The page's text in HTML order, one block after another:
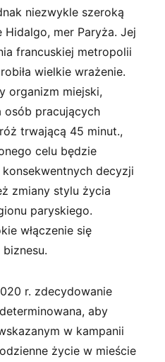
niezwykle szeroką
mer Paryża. Jej
francuskiej metropolii
wielkie wrażenie.
organizm miejski,
osób pracujących
trwającą 45 minut.,
celu będzie
decyzji
zmiany stylu życia
paryskiego.
włączenie się
r. zdecydowanie
aby
w kampanii
życie w mieście